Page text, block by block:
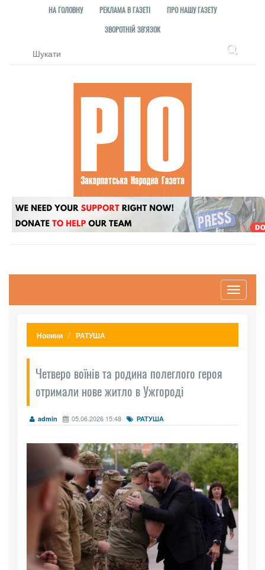
НА ГОЛОВНУ РЕКЛАМА В ГАЗЕТІ
ПРО НАШУ ГАЗЕТУ
ЗВОРОТНІЙ ЗВ'ЯЗОК
Toggle
Новини РАТУША
Четверо воїнів та родина полеглого героя
отримали нове житло в Ужгороді
admin 05.06.2026 15:48 РАТУША